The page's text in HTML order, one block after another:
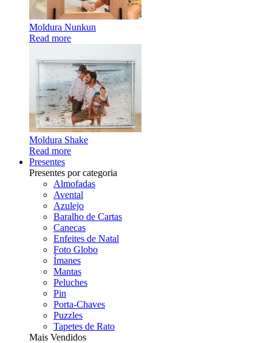
Moldura Nunkun
Read more
Moldura Shake
Read more
Presentes
Presentes por categoria
Almofadas
Avental
Azulejo
Baralho de Cartas
Canecas
Enfeites de Natal
Foto Globo
Ímanes
Mantas
Peluches
Pin
Porta-Chaves
Puzzles
Tapetes de Rato
Mais Vendidos